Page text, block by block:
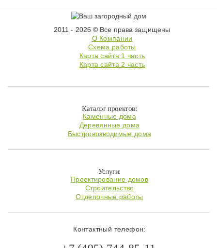
2011 - 2026 © Все права защищены
О Компании
Схема работы
Карта сайта 1 часть
Карта сайта 2 часть
Каталог проектов:
Каменные дома
Деревянные дома
Быстровозводимые дома
Услуги:
Проектирование домов
Строительство
Отделочные работы
Контактный телефон: